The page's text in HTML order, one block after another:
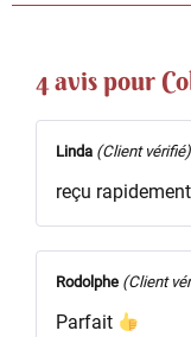
4 avis pour
Linda (Client vérifié)
reçu
Rodolphe (Client
Parfait